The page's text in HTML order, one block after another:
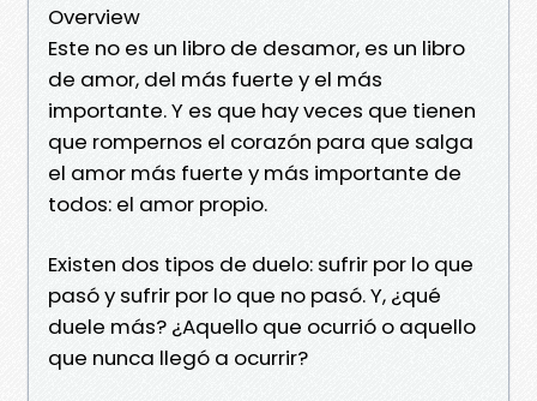
Overview
Este no es un libro de desamor, es un libro
de amor, del más fuerte y el más
importante. Y es que hay veces que tienen
que rompernos el corazón para que salga
el amor más fuerte y más importante de
todos: el amor propio.
Existen dos tipos de duelo: sufrir por lo que
pasó y sufrir por lo que no pasó. Y, ¿qué
duele más? ¿Aquello que ocurrió o aquello
que nunca llegó a ocurrir?